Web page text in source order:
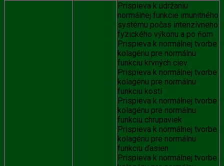
Prispieva k udržaniu
normálnej funkcie imunitného
systému počas intenzívneho
fyzického výkonu a po ňom
Prispieva k normálnej tvorbe
kolagénu pre normálnu
funkciu krvných ciev
Prispieva k normálnej tvorbe
kolagénu pre normálnu
funkciu kostí
Prispieva k normálnej tvorbe
kolagénu pre normálnu
funkciu chrupaviek
Prispieva k normálnej tvorbe
kolagénu pre normálnu
funkciu ďasien
Prispieva k normálnej tvorbe